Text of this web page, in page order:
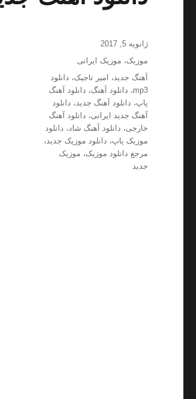
ارسال
شده
ژانویه 5, 2017
دسته‌ها
موزیک، موزیک ایرانی
برچسب‌ها
آهنگ جدید، امیر تاجیک، دانلود
mp3، دانلود آهنگ، دانلود آهنگ
پاپ، دانلود آهنگ جدید، دانلود
آهنگ جدید ایرانی، دانلود آهنگ
خارجی، دانلود آهنگ شاد، دانلود
موزیک پاپ، دانلود موزیک جدید،
مرجع دانلود موزیک، موزیک
جدید